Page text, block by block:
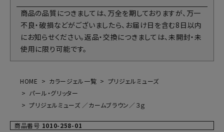
商品の品質につきましては、万全を期しておりますが、万一
不良・破損などがございましたら、お届け日を含む8日以内
にお知らせください。返品・交換につきましては、未開封・未
使用に限り可能です。
HOME カラージェル一覧
プリジェルミューズ
パール・グリッター
プリジェルミューズ ／カームブラウン／３ｇ
商品番号 1010-258-01